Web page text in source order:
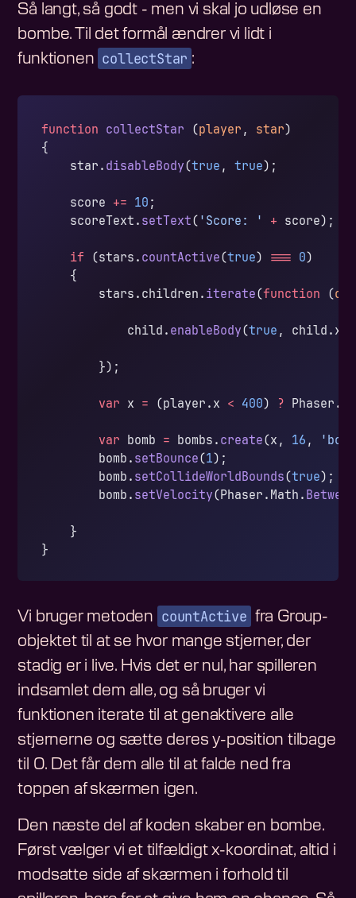
Så langt, så godt - men vi skal jo udløse en
bombe. Til det formål ændrer vi lidt i
funktionen collectStar :
function collectStar (player , star)
{
    star.
disableBody(true , true);
    score
+= 10 ;
    scoreText.
setText( 'Score: ' + score);
    if
(stars. countActive(true) === 0)
    {
        stars.children.
iterate(function (
            child.
enableBody(true , child.x,
        });
        var
x = (player.x < 400) ?
        var
bomb = bombs. create(x, 16 ,
        bomb.
setBounce(1);
        bomb.
setCollideWorldBounds(true);
        bomb.
setVelocity(Phaser.Math. Between
    }
}
Vi bruger metoden countActive fra Group-
objektet til at se hvor mange stjerner, der
stadig er i live. Hvis det er nul, har spilleren
indsamlet dem alle, og så bruger vi
funktionen iterate til at genaktivere alle
stjernerne og sætte deres y-position tilbage
til 0. Det får dem alle til at falde ned fra
toppen af skærmen igen.
Den næste del af koden skaber en bombe.
Først vælger vi et tilfældigt x-koordinat, altid i
modsatte side af skærmen i forhold til